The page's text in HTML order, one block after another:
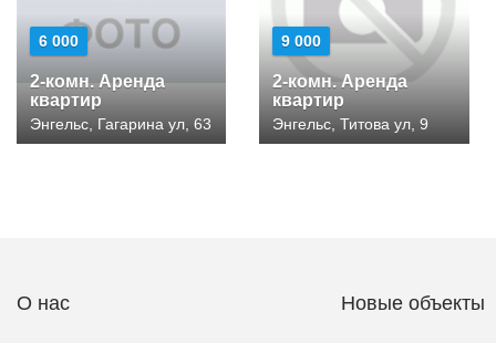
6 000
2-комн. Аренда
квартир
Энгельс, Гагарина ул, 63
9 000
2-комн. Аренда
квартир
Энгельс, Титова ул, 9
О нас Новые объекты